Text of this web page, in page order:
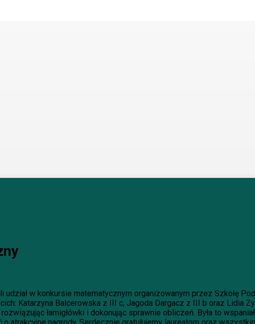
w konkursie matematycznym organizowanym przez Szkołę
Katarzyna Balcerowska z III c, Jagoda Dargacz z III b oraz Lidia
łamigłówki i dokonując sprawnie obliczeń. Była to
atrakcyjne nagrody. Serdecznie gratulujemy laureatom oraz